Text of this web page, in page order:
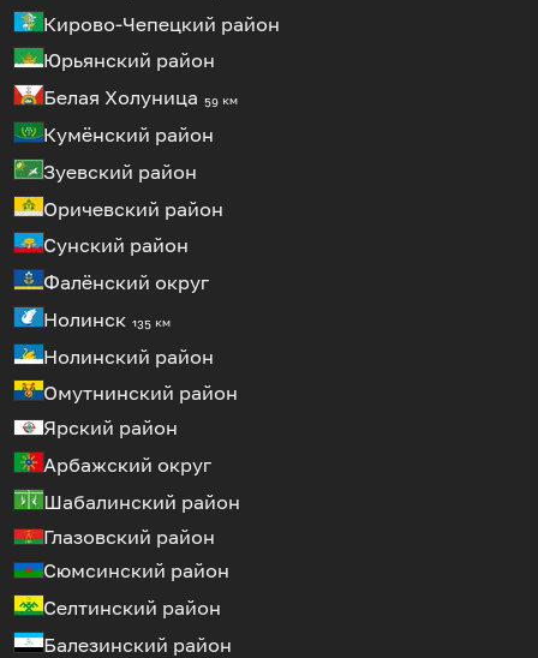
Кирово-Чепецкий район
Юрьянский район
Белая Холуница 59 км
Кумёнский район
Зуевский район
Оричевский район
Сунский район
Фалёнский округ
Нолинск 135 км
Нолинский район
Омутнинский район
Ярский район
Арбажский округ
Шабалинский район
Глазовский район
Сюмсинский район
Селтинский район
Балезинский район